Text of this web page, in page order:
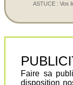
ASTUCE : Vos
Faire sa
disposition